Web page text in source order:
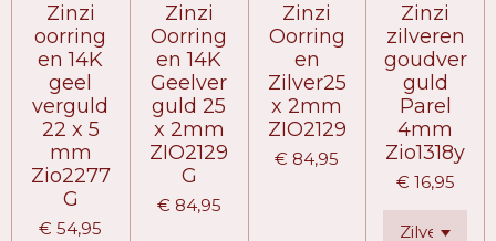
Zinzi
oorring
en 14K
geel
verguld
22 x 5
mm
Zio2277
G
€ 54,95
Zinzi
Oorring
en 14K
Geelver
guld 25
x 2mm
ZIO2129
G
€ 84,95
Zinzi
Oorring
en
Zilver25
x 2mm
ZIO2129
€ 84,95
Zinzi
zilveren
goudver
guld
Parel
4mm
Zio1318y
€ 16,95